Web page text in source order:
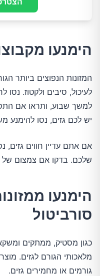
הימנעו
המזונות הנפוצים ביותר
לעיכול, סיבים ולקטוז.
למשך שבוע, ותראו אם
יש לכם גזים, נסו להימנע
אם אתם עדיין חווים
שלכם. בדקו אם צמצום של
הימנעו
סורביטול
כגון מסטיק, ממתקים
מלאכותי הגורם לגזים.
גורמים או מחמירים גזים.